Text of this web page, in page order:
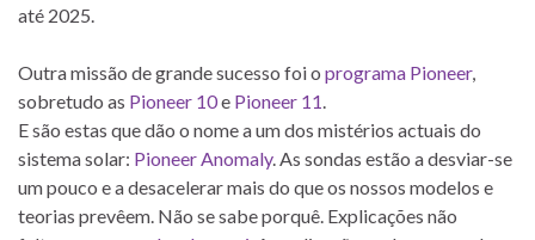
até 2025.
Outra missão de grande sucesso foi o programa Pioneer,
sobretudo as Pioneer 10e Pioneer 11.
E são estas que dão o nome a um dos mistérios actuais do
sistema solar: Pioneer Anomaly. As sondas estão a desviar-se
um pouco e a desacelerar mais do que os nossos modelos e
teorias prevêem. Não se sabe porquê. Explicações não